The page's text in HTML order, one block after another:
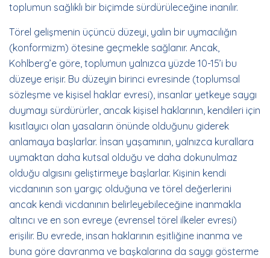
toplumun sağlıklı bir biçimde sürdürüleceğine inanılır.
Törel gelişmenin üçüncü düzeyi, yalın bir uymacılığın
(konformizm) ötesine geçmekle sağlanır. Ancak,
Kohlberg’e göre, toplumun yalnızca yüzde 10-15’i bu
düzeye erişir. Bu düzeyin birinci evresinde (toplumsal
sözleşme ve kişisel haklar evresi), insanlar yetkeye saygı
duymayı sürdürürler, ancak kişisel haklarının, kendileri için
kısıtlayıcı olan yasaların önünde olduğunu giderek
anlamaya başlarlar. İnsan yaşamının, yalnızca kurallara
uymaktan daha kutsal olduğu ve daha dokunulmaz
olduğu algısını geliştirmeye başlarlar. Kişinin kendi
vicdanının son yargıç olduğuna ve törel değerlerini
ancak kendi vicdanının belirleyebileceğine inanmakla
altıncı ve en son evreye (evrensel törel ilkeler evresi)
erişilir. Bu evrede, insan haklarının eşitliğine inanma ve
buna göre davranma ve başkalarına da saygı gösterme